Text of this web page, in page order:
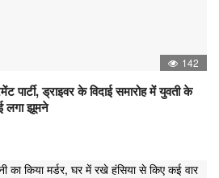
142
पार्टी, ड्राइवर के विदाई समारोह में युवती के
लगा झूमने